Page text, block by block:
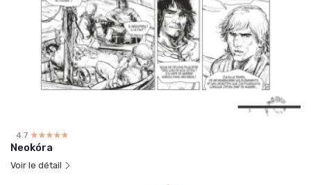
4.7 ☆☆☆☆☆
★★★★★
Neokóra
Voir le détail